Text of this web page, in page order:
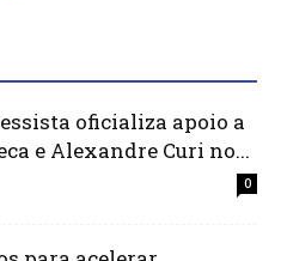
oficializa apoio a
e Alexandre Curi no...
0